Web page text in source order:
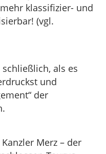
klassifizier- und
(vgl.
als es
und
der
Merz – der